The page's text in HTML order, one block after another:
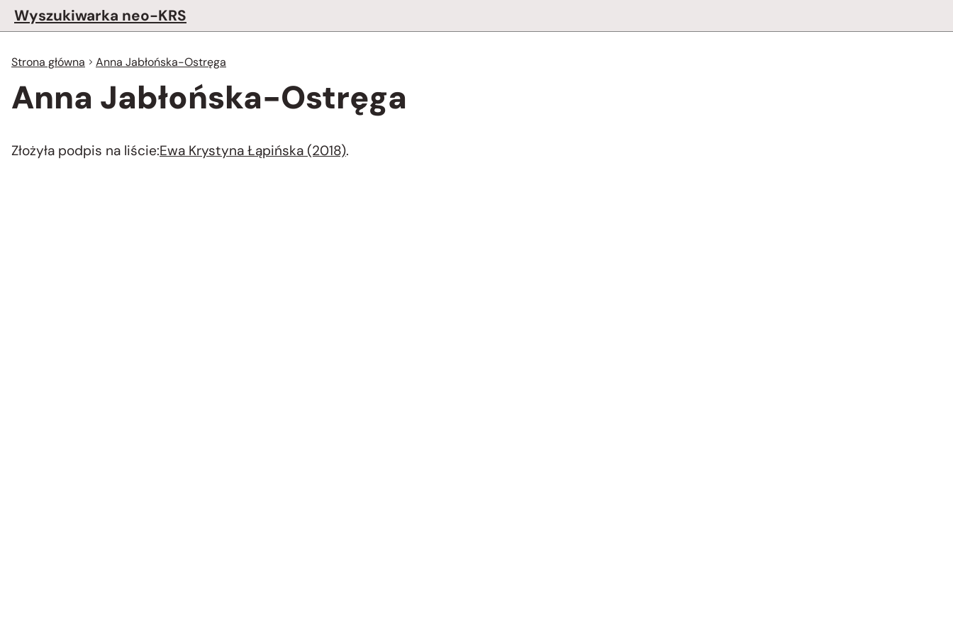
Wyszukiwarka neo-KRS
Strona główna Anna Jabłońska-Ostręga
Anna Jabłońska-Ostręga
Złożyła podpis na liście:Ewa Krystyna Łąpińska (2018).